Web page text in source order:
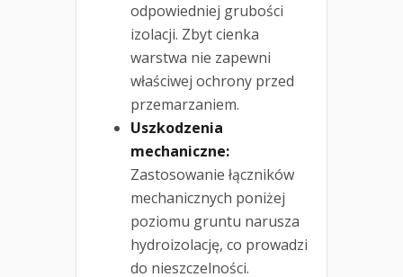
odpowiedniej grubości
izolacji. Zbyt cienka
warstwa nie zapewni
właściwej ochrony przed
przemarzaniem.
Uszkodzenia
mechaniczne:
Zastosowanie łączników
mechanicznych poniżej
poziomu gruntu narusza
hydroizolację, co prowadzi
do nieszczelności.